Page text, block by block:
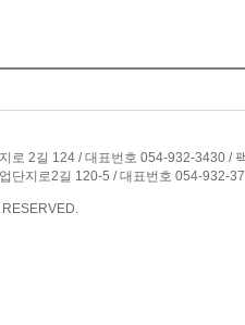
로 2길 124 / 대표번호 054-932-3430
단지로2길 120-5 / 대표번호 054-932-